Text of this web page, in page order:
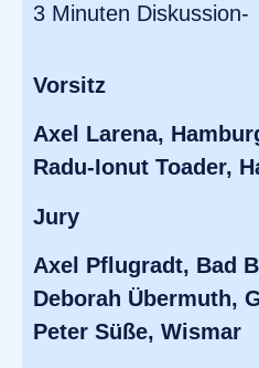
3 Minuten Diskussion-
Vorsitz
Axel Larena,
Radu-Ionut Toader,
Jury
Axel Pflugradt, Bad
Deborah Übermuth,
Peter Süße, Wismar